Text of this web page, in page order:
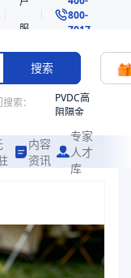
服
务
800-
7017
搜索
索：
PVDC高
阻隔金
共挤热
收缩袋
共挤热
收缩袋
221360
内容
资讯
专家
人才
库
包装，提供详尽的规